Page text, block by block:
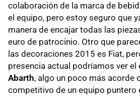
colaboración de la marca de
el equipo, pero estoy seguro que
manera de encajar todas las
euro de patrocinio. Otro que
las decoraciones 2015 es Fiat,
presencia actual podríamos ver el
Abarth, algo un poco más acorde
competitivo de un equipo puntero